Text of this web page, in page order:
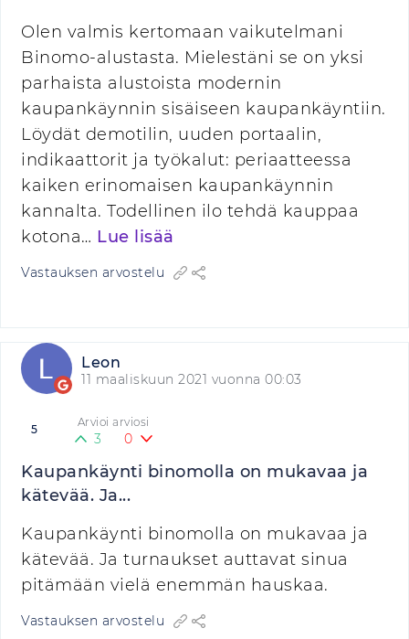
Olen valmis kertomaan vaikutelmani
Binomo-alustasta. Mielestäni se on yksi
parhaista alustoista modernin
kaupankäynnin sisäiseen kaupankäyntiin.
Löydät demotilin, uuden portaalin,
indikaattorit ja työkalut: periaatteessa
kaiken erinomaisen kaupankäynnin
kannalta. Todellinen ilo tehdä kauppaa
kotona… Lue lisää
Vastauksen arvostelu
Leon
11 maaliskuun 2021 vuonna 00:03
5 Arvioi arviosi
3 0
Kaupankäynti binomolla on mukavaa ja
kätevää. Ja...
Kaupankäynti binomolla on mukavaa ja
kätevää. Ja turnaukset auttavat sinua
pitämään vielä enemmän hauskaa.
Vastauksen arvostelu